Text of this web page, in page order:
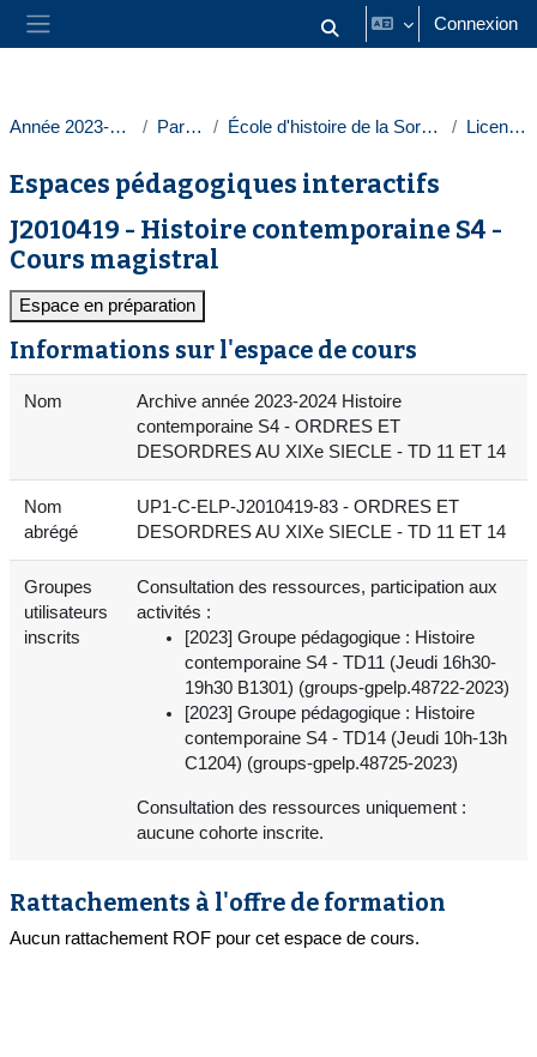
Passer au contenu principal
Panneau latéral Activer/désactiver la saisie
Connexion
Année 2023-2024 Paris 1 École d'histoire de la Sorbonne Licences
Espaces pédagogiques interactifs
J2010419 - Histoire contemporaine S4 -
Cours magistral
Espace en préparation
Informations sur l'espace de cours
Nom
Archive année 2023-2024 Histoire
contemporaine S4 - ORDRES ET
DESORDRES AU XIXe SIECLE - TD 11 ET 14
Nom
abrégé
UP1-C-ELP-J2010419-83 - ORDRES ET
DESORDRES AU XIXe SIECLE - TD 11 ET 14
Groupes
utilisateurs
inscrits
Consultation des ressources, participation aux
activités :
[2023] Groupe pédagogique : Histoire
contemporaine S4 - TD11 (Jeudi 16h30-
19h30 B1301) (groups-gpelp.48722-2023)
[2023] Groupe pédagogique : Histoire
contemporaine S4 - TD14 (Jeudi 10h-13h
C1204) (groups-gpelp.48725-2023)
Consultation des ressources uniquement :
aucune cohorte inscrite.
Rattachements à l'offre de formation
Aucun rattachement ROF pour cet espace de cours.